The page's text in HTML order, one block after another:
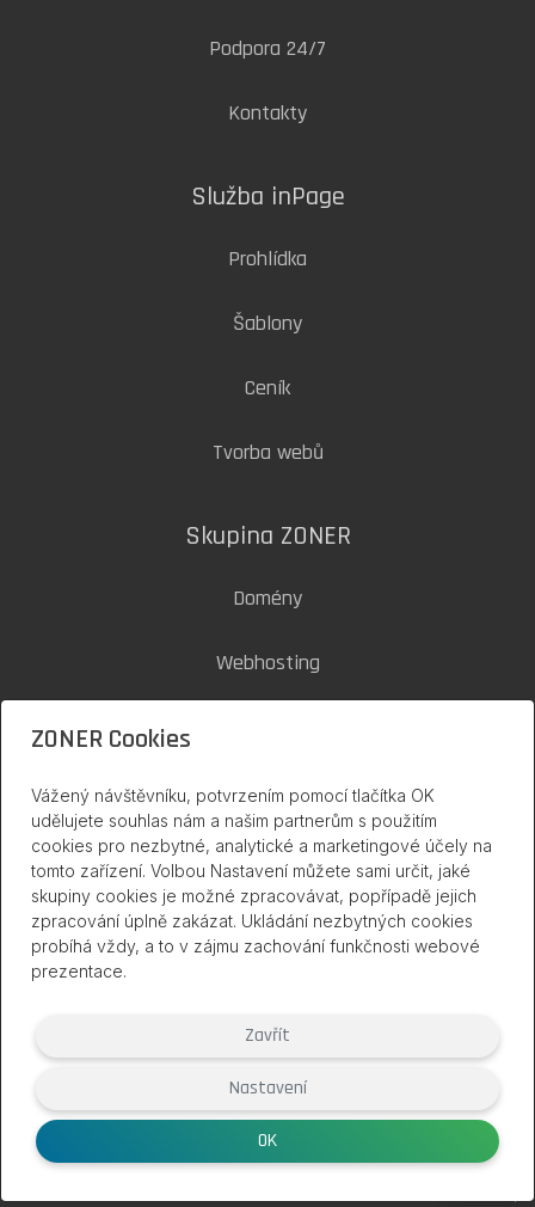
Podpora 24/7
Kontakty
Služba inPage
Prohlídka
Šablony
Ceník
Tvorba webů
Skupina ZONER
Domény
Webhosting
Zoner Cloud
inPage na internetu
(2007 – 2026) Službu inPage poskytuje společnost ZONER a.s. |
www.zoner.eu
Smluvní podmínky|Ochrana soukromí|Nastavení cookies
ZONER Cookies
Vážený návštěvníku, potvrzením pomocí tlačítka OK
udělujete souhlas nám a našim partnerům s použitím
cookies pro nezbytné, analytické a marketingové účely na
tomto zařízení. Volbou Nastavení můžete sami určit, jaké
skupiny cookies je možné zpracovávat, popřípadě jejich
zpracování úplně zakázat. Ukládání nezbytných cookies
probíhá vždy, a to v zájmu zachování funkčnosti webové
prezentace.
Zavřít
Nastavení
OK